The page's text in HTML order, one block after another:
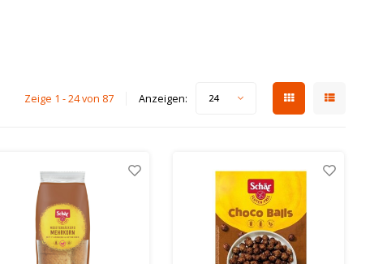
Zeige 1 - 24 von 87 Anzeigen: 24